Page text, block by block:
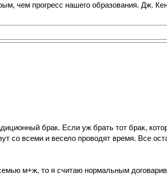
чем прогресс нашего образования. Дж.
брак. Если уж брать тот брак,
со всеми и весело проводят время. Все
м+ж, то я считаю нормальным